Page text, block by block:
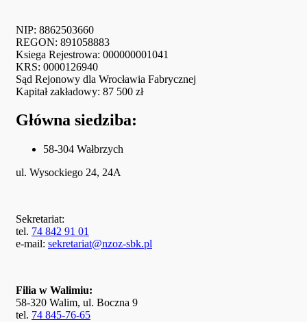
NIP: 8862503660
REGON: 891058883
Ksiega Rejestrowa: 000000001041
KRS: 0000126940
Sąd Rejonowy dla Wrocławia Fabrycznej
Kapitał zakładowy: 87 500 zł
Główna siedziba:
58-304 Wałbrzych
ul. Wysockiego 24, 24A
Sekretariat:
tel. 74 842 91 01
e-mail: sekretariat@nzoz-sbk.pl
Filia w Walimiu:
58-320 Walim, ul. Boczna 9
tel. 74 845-76-65